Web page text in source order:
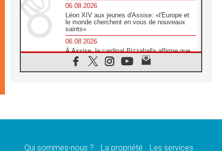
06.08.2026
Léon XIV aux jeunes d'Assise: «l'Europe et
le monde cherchent en vous de nouveaux
saints»
06.08.2026
À Assise, le cardinal Pizzaballa affirme que
«les chrétiens veulent la paix»
06.08.2026
message de paix et de dignité humaine»
Qui sommes-nous ? La propriété Les services